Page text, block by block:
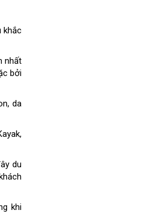
khắc
nhất
bởi
da
du
khi